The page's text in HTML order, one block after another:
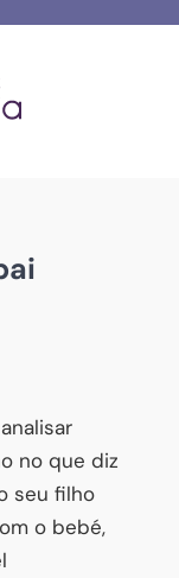
no que diz
seu filho
o bebé,